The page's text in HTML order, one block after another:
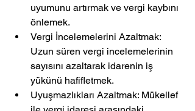
uyumunu artırmak ve vergi kaybını
önlemek.
Vergi İncelemelerini Azaltmak:
Uzun süren vergi incelemelerinin
sayısını azaltarak idarenin iş
yükünü hafifletmek.
Uyuşmazlıkları Azaltmak: Mükellef